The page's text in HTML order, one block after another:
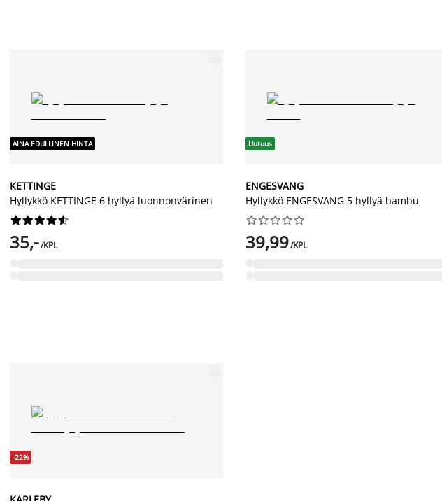
AINA EDULLINEN HINTA
KETTINGE
Hyllykkö KETTINGE 6 hyllyä luonnonvärinen






35,-/KPL
Uutuus
ENGESVANG
Hyllykkö ENGESVANG 5 hyllyä bambu






39,99/KPL
-22%